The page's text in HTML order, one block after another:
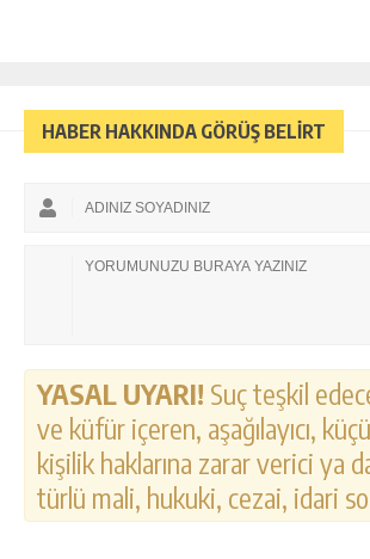
HABER HAKKINDA GÖRÜŞ BELİRT
YASAL UYARI! Suç teşkil
ve küfür içeren, aşağılayıcı,
kişilik haklarına zarar verici ya
türlü mali, hukuki, cezai, idari